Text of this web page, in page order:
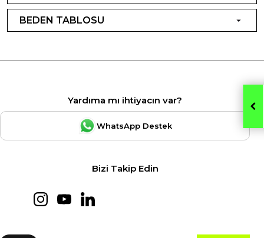
BEDEN TABLOSU
Yardıma mı ihtiyacın var?
WhatsApp Destek
Bizi Takip Edin